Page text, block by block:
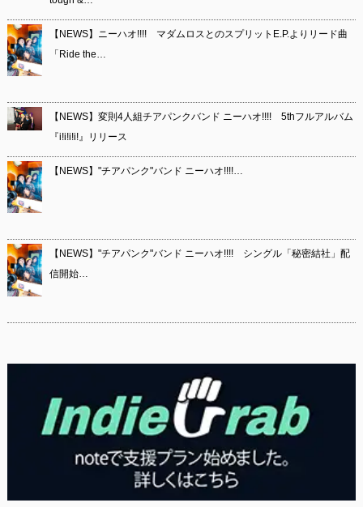
【NEWS】ニーハオ!!!! マダムロスとのスプリットE.P.よりリード曲
「Ride the…
【NEWS】変則4人組チアパンクバンド ニーハオ!!!! 5thフルアルバム
『i!i!i!i!』リリース
【NEWS】"チアパンク"バンド ニーハオ!!!!…
【NEWS】"チアパンク"バンド ニーハオ!!!! シングル「秘密結社」配
信開始…